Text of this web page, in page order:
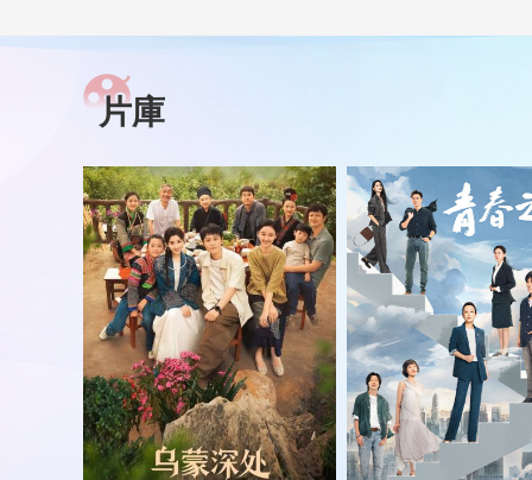
片庫